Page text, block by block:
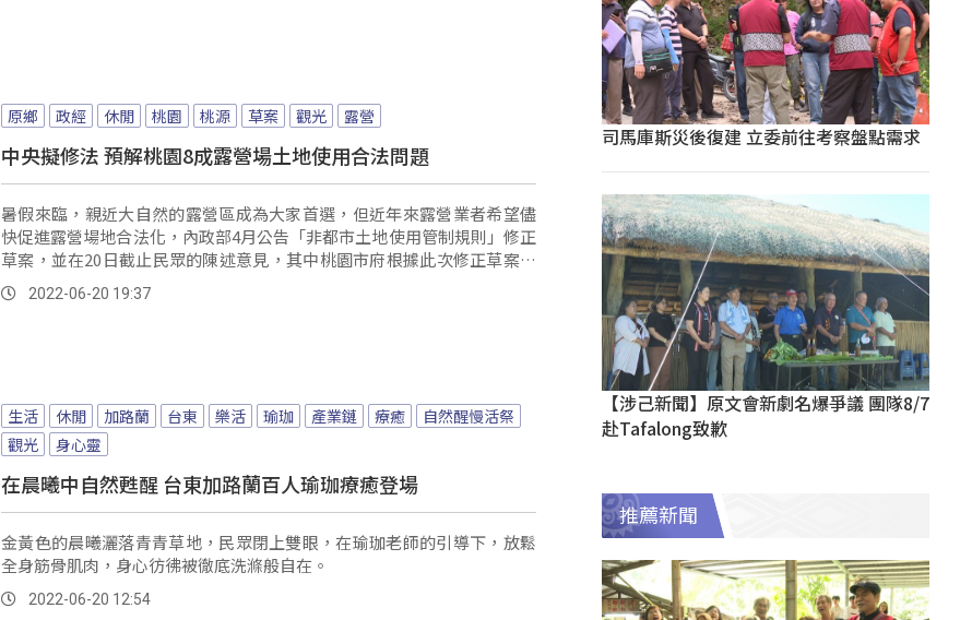
原鄉 政經 休閒 桃園 桃源 草案 觀光 露營
中央擬修法 預解桃園8成露營場土地使用合法問題
暑假來臨，親近大自然的露營區成為大家首選，但近年來露營業者希望儘
快促進露營場地合法化，內政部4月公告「非都市土地使用管制規則」修正
草案，並在20日截止民眾的陳述意見，其中桃園市府根據此次修正草案進
行調整，已經完成法制程序，現在只待中央修法通過後，預計可以解決桃
園8成露營場土地使用合法問題。
2022-06-20 19:37
生活 休閒 加路蘭 台東 樂活 瑜珈 產業鏈 療癒
自然醒慢活祭
觀光
身心靈
在晨曦中自然甦醒 台東加路蘭百人瑜珈療癒登場
金黃色的晨曦灑落青青草地，民眾閉上雙眼，在瑜珈老師的引導下，放鬆
全身筋骨肌肉，身心彷彿被徹底洗滌般自在。
2022-06-20 12:54
司馬庫斯災後復建 立委前往考察盤點需求
【涉己新聞】原文會新劇名爆爭議 團隊8/7
赴Tafalong致歉
推薦新聞